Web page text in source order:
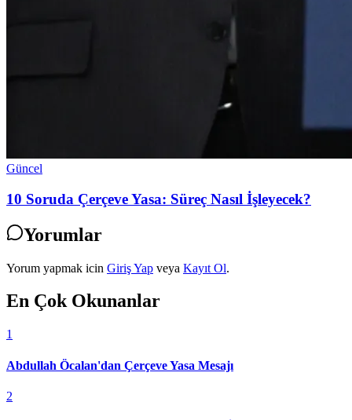
Güncel
10 Soruda Çerçeve Yasa: Süreç Nasıl İşleyecek?
Yorumlar
Yorum yapmak icin Giriş Yap veya Kayıt Ol.
En Çok Okunanlar
1
Abdullah Öcalan'dan Çerçeve Yasa Mesajı
2